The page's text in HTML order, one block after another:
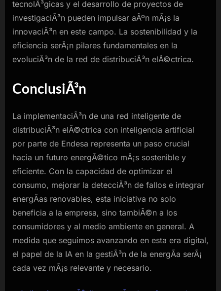
tecnolÃ³gicas y el desarrollo de proyectos de
investigaciÃ³n pueden impulsar aÃºn mÃ¡s la
innovaciÃ³n en este campo. La sostenibilidad y la
eficiencia serÃ¡n pilares fundamentales en la
evoluciÃ³n de la red de distribuciÃ³n elÃ©ctrica.
ConclusiÃ³n
La implementaciÃ³n de una red inteligente de
distribuciÃ³n elÃ©ctrica con inteligencia artificial
por parte de Endesa representa un paso crucial
hacia un futuro energÃ©tico mÃ¡s sostenible y
eficiente. Con la capacidad de optimizar el
consumo, mejorar la detecciÃ³n de fallos e integrar
energÃ­as renovables, esta iniciativa no solo
beneficia a la empresa, sino tambiÃ©n a los
consumidores y al medio ambiente en general. A
medida que seguimos avanzando en esta era digital,
el papel de la IA en la gestiÃ³n de la energÃ­a serÃ¡
cada vez mÃ¡s relevante y necesario.